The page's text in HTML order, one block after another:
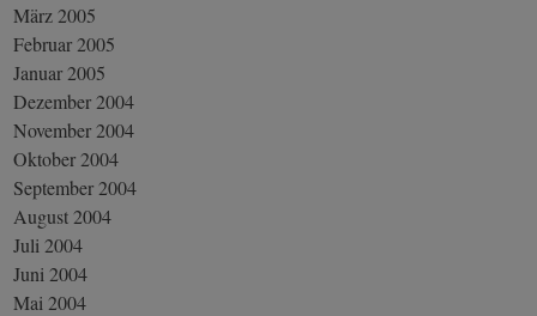
März 2005
Februar 2005
Januar 2005
Dezember 2004
November 2004
Oktober 2004
September 2004
August 2004
Juli 2004
Juni 2004
Mai 2004